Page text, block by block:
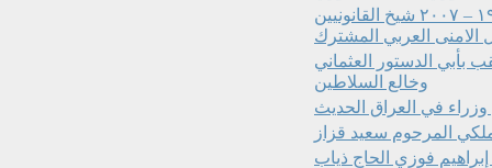
من سيرعلماء العراق: الدكتور أكرم نشأت إبراهيم ١٩١٨ – ٢٠٠٧ شيخ القانونيين
الامنى العربي المشترك
العثماني على العراق ١٨٦٩-١٨٧٢ الملقب بأبي الدستور العثماني
وخالع السلاطين
في العراق الحديث
المرحوم سعيد قزاز
فوزي الحاج ذياب